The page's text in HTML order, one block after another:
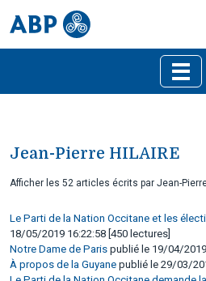
Jean-Pierre HILAIRE
Afficher les 52 articles écrits par Jean-Pierre
Le Parti de la Nation Occitane et les
18/05/2019 16:22:58 [450 lectures]
Notre Dame de Paris publié le 19/04/
À propos de la Guyane publié le 29/03/